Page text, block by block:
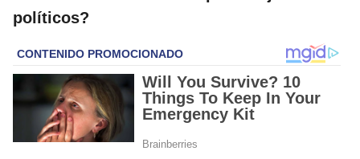
políticos?